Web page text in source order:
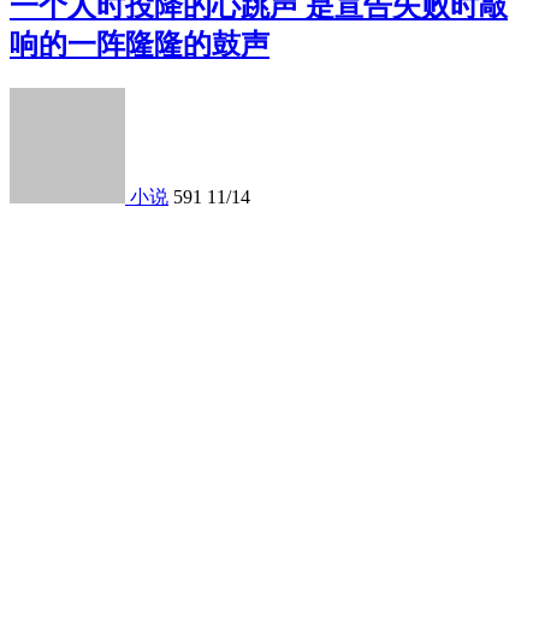
一个人时投降的心跳声 是宣告失败时敲
响的一阵隆隆的鼓声
小说 591 11/14